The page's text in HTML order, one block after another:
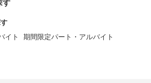
す
イト 期間限定パート・アルバイト